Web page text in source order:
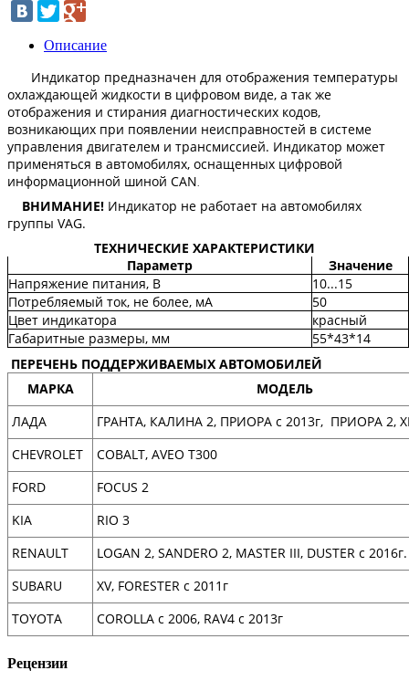
Описание
Индикатор предназначен для отображения температуры
охлаждающей жидкости в цифровом виде, а так же
отображения и стирания диагностических кодов,
возникающих при появлении неисправностей в системе
управления двигателем и трансмиссией. Индикатор может
применяться в автомобилях, оснащенных цифровой
информационной шиной CAN.
ВНИМАНИЕ! Индикатор не работает на автомобилях
группы VAG.
ТЕХНИЧЕСКИЕ ХАРАКТЕРИСТИКИ
Параметр
Значение
Напряжение питания, В
10...15
Потребляемый ток, не более, мА
50
Цвет индикатора
красный
Габаритные размеры, мм
55*43*14
ПЕРЕЧЕНЬ ПОДДЕРЖИВАЕМЫХ АВТОМОБИЛЕЙ
МАРКА
МОДЕЛЬ
ЛАДА
ГРАНТА, КАЛИНА 2, ПРИОРА с 2013г, ПРИОРА 2,
CHEVROLET
COBALT, AVEO T300
FORD
FOCUS 2
KIA
RIO 3
RENAULT
LOGAN 2, SANDERO 2, MASTER III, DUSTER с 2016г.
SUBARU
XV, FORESTER с 2011г
TOYOTA
COROLLA c 2006, RAV4 c 2013г
Рецензии